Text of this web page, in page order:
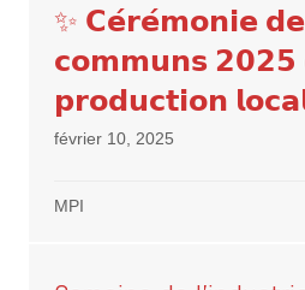
✨ 𝗖𝗲́𝗿𝗲́𝗺𝗼𝗻𝗶𝗲
𝗰𝗼𝗺𝗺𝘂𝗻𝘀 𝟮𝟬𝟮𝟱
𝗽𝗿𝗼𝗱𝘂𝗰𝘁𝗶𝗼𝗻
février 10, 2025
MPI